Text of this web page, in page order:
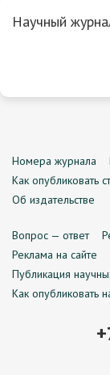
Научный
Номера журнала
Как опубликовать
Об издательстве
Вопрос — ответ
Реклама на сайте
Публикация
Как опубликовать